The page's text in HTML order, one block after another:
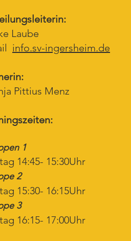
Laube
info.sv-ingersheim.de
Pittius Menz
1
14:45- 15:30Uhr
2
15:30- 16:15Uhr
3
16:15- 17:00Uhr